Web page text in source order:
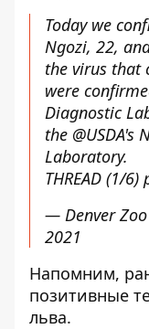
Today we
Ngozi, 22,
the virus that
were
Diagnostic
the @USDA's
Laboratory.
THREAD (1/6)
— Denver Zoo
2021
Напомним,
позитивные
льва.